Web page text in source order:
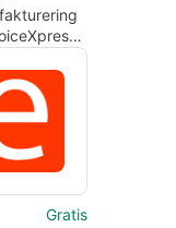
Gratis